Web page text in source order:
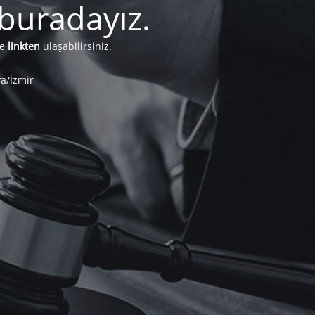
linkten ulaşabilirsiniz.
İzmir